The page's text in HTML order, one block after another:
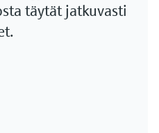
täytät jatkuvasti